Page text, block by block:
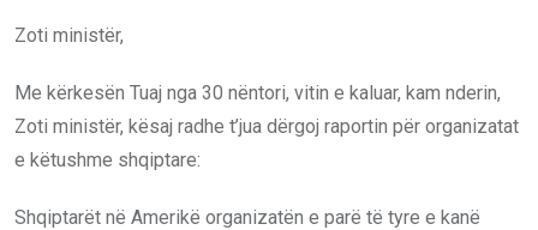
Zoti ministër,
Me kërkesën Tuaj nga 30 nëntori, vitin e kaluar, kam nderin,
Zoti ministër, kësaj radhe t’jua dërgoj raportin për organizatat
e këtushme shqiptare:
Shqiptarët në Amerikë organizatën e parë të tyre e kanë